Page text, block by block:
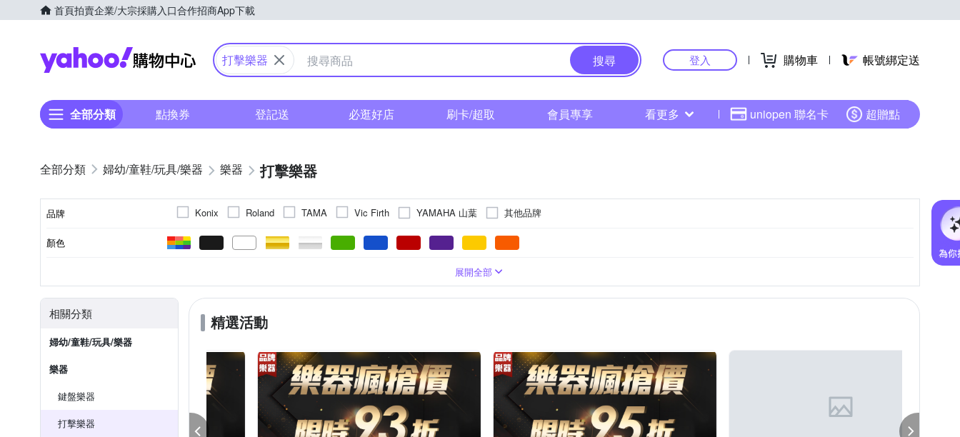
首頁拍賣企業/大宗採購入口合作招商App下載
Yahoo購物中心
打擊樂器 搜尋 登入 購物車 帳號綁定送
全部分類 點換券 登記送 必逛好店 刷卡/超取 會員專享 看更多 uniopen 聯名卡 超贈點
婦幼/童鞋/玩具/樂器 樂器 打擊樂器
品牌 Konix Roland TAMA Vic Firth YAMAHA 山葉 其他品牌
顏色
木箱鼓 邦哥鼓
展開全部
相關分類
婦幼/童鞋/玩具/樂器
樂器
鍵盤樂器
打擊樂器
精選活動